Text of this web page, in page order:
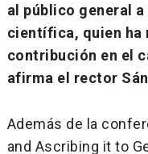
al público general
científica, quien ha
contribución en el
afirma el rector
Además de la
and Ascribing it to